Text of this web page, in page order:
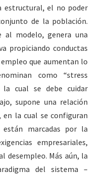
estructural, el no poder
de la población.
al modelo, genera una
propiciando conductas
que aumentan lo
como “stress
la cual se debe cuidar
supone una relación
la cual se configuran
están marcadas por la
empresariales,
desempleo. Más aún, la
del sistema –